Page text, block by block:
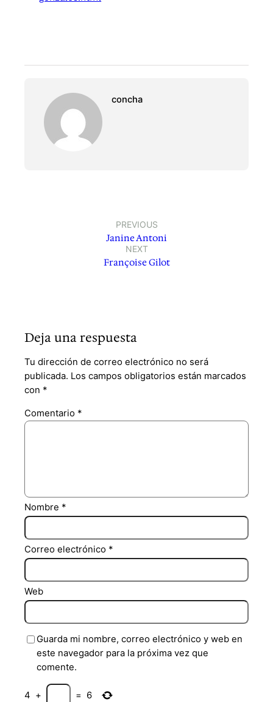
concha
PREVIOUS
Janine Antoni
NEXT
Françoise Gilot
Deja una respuesta
Tu dirección de correo electrónico no será
publicada. Los campos obligatorios están marcados
con *
Comentario *
Nombre *
Correo electrónico *
Web
Guarda mi nombre, correo electrónico y web en
este navegador para la próxima vez que
comente.
4 + = 6